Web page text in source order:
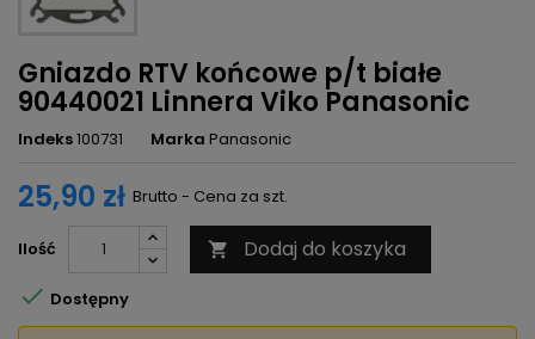
Gniazdo RTV końcowe p/t białe
90440021 Linnera Viko Panasonic
Indeks100731 Marka Panasonic
25,90 zł Brutto - Cena za szt.
Ilość  Dodaj do koszyka
 Dostępny